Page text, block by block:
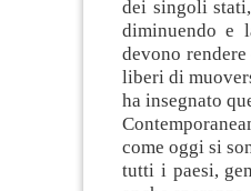
dei singoli
diminuendo e
devono
liberi di
ha insegnato
come oggi si
tutti i paesi,